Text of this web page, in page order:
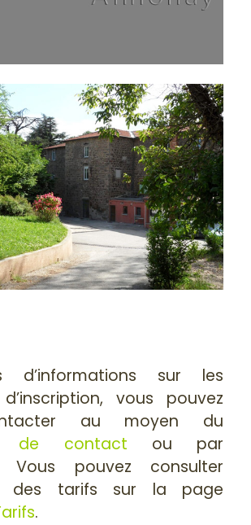
d’informations sur les
vous pouvez
au moyen du
de contact ou par
Vous pouvez consulter
des tarifs sur la page
.